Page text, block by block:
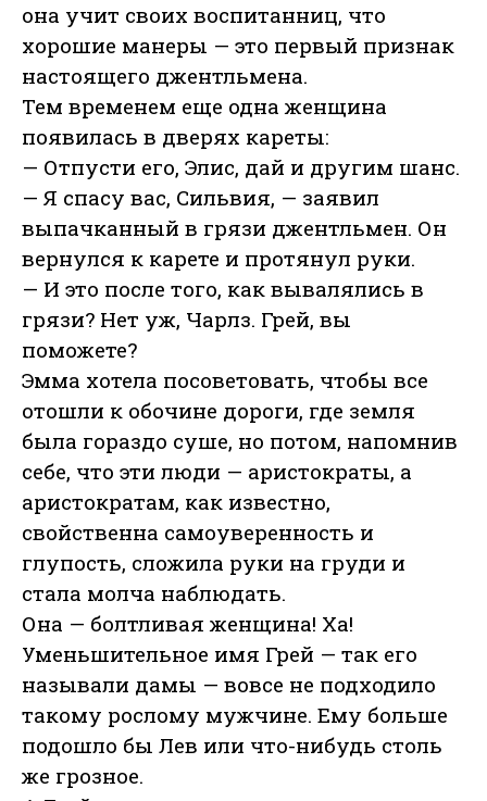
она учит своих воспитанниц, что
хорошие манеры — это первый признак
настоящего джентльмена.
Тем временем еще одна женщина
появилась в дверях кареты:
— Отпусти его, Элис, дай и другим шанс.
— Я спасу вас, Сильвия, — заявил
выпачканный в грязи джентльмен. Он
вернулся к карете и протянул руки.
— И это после того, как вывалялись в
грязи? Нет уж, Чарлз. Грей, вы
поможете?
Эмма хотела посоветовать, чтобы все
отошли к обочине дороги, где земля
была гораздо суше, но потом, напомнив
себе, что эти люди — аристократы, а
аристократам, как известно,
свойственна самоуверенность и
глупость, сложила руки на груди и
стала молча наблюдать.
Она — болтливая женщина! Ха!
Уменьшительное имя Грей — так его
называли дамы — вовсе не подходило
такому рослому мужчине. Ему больше
подошло бы Лев или что-нибудь столь
же грозное.